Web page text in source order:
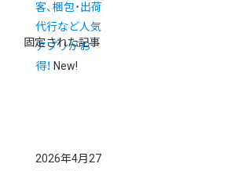
客、梱包・出荷
代行など人気
アプリがお
得！ New!
固定された記事
2026年4月27